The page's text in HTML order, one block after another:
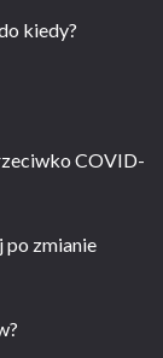
kiedy?
COVID-
po zmianie